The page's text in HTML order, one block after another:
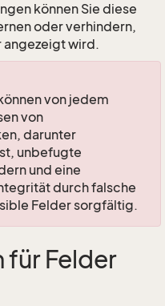
können Sie diese
oder verhindern,
angezeigt wird.
von jedem
von
darunter
unbefugte
und eine
durch falsche
Felder sorgfältig.
für Felder